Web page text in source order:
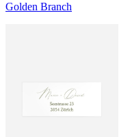
Golden Branch